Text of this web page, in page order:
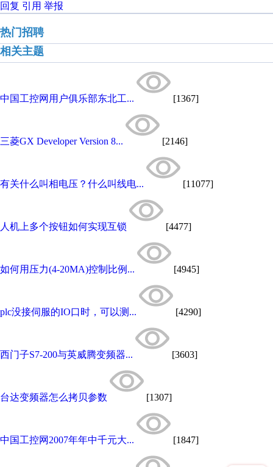
回复 引用 举报
热门招聘
相关主题
中国工控网用户俱乐部东北工... [1367]
三菱GX Developer Version 8... [2146]
有关什么叫相电压？什么叫线电... [11077]
人机上多个按钮如何实现互锁 [4477]
如何用压力(4-20MA)控制比例... [4945]
plc没接伺服的IO口时，可以测... [4290]
西门子S7-200与英威腾变频器... [3603]
台达变频器怎么拷贝参数 [1307]
中国工控网2007年年中千元大... [1847]